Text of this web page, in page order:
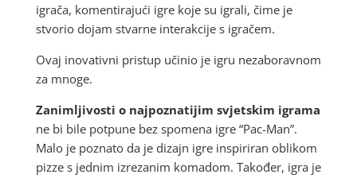
igrača, komentirajući igre koje su igrali, čime je
stvorio dojam stvarne interakcije s igračem.
Ovaj inovativni pristup učinio je igru nezaboravnom
za mnoge.
Zanimljivosti o najpoznatijim svjetskim igrama
ne bi bile potpune bez spomena igre “Pac-Man”.
Malo je poznato da je dizajn igre inspiriran oblikom
pizze s jednim izrezanim komadom. Također, igra je